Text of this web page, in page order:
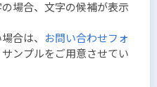
場合、文字の候補が表示
合は、 お問い合わせフォ
ンプルをご用意させてい